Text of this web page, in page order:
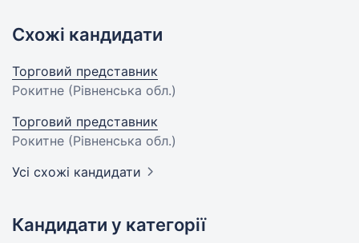
Схожі кандидати
Торговий представник
Рокитне (Рівненська обл.)
Торговий представник
Рокитне (Рівненська обл.)
Усі схожі кандидати
Кандидати у категорії